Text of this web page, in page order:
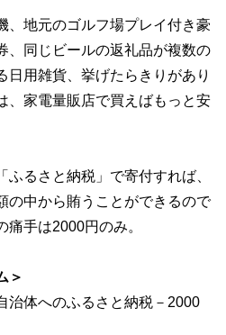
、地元のゴルフ場プレイ付き豪
、同じビールの返礼品が複数の
日用雑貨、挙げたらきりがあり
、家電量販店で買えばもっと安
ふるさと納税」で寄付すれば、
の中から賄うことができるので
手は2000円のみ。
＞
治体へのふるさと納税－2000